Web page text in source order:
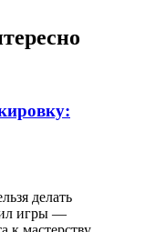
делать
игры —